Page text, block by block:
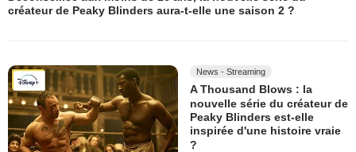
créateur de Peaky Blinders aura-t-elle une saison 2 ?
News - Streaming
A Thousand Blows : la
nouvelle série du créateur de
Peaky Blinders est-elle
inspirée d'une histoire vraie
?